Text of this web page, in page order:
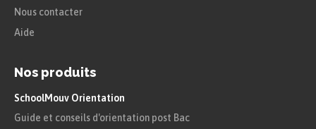
Nous contacter
Aide
Nos produits
SchoolMouv Orientation
Guide et conseils d'orientation post Bac